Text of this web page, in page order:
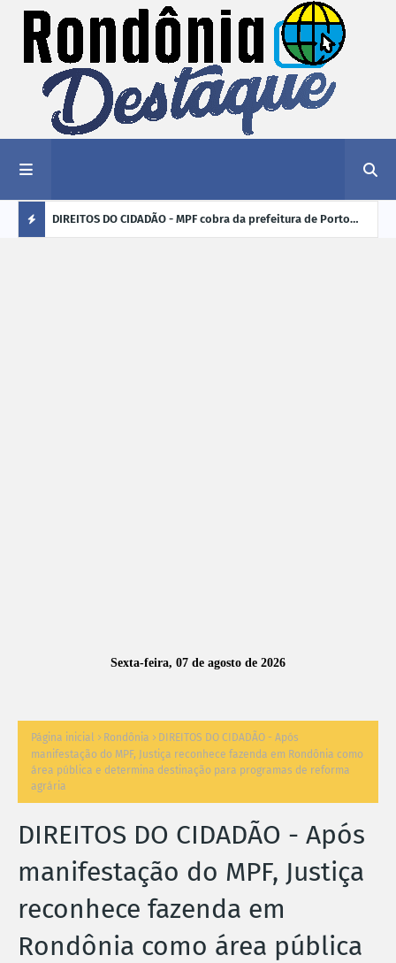
DIREITOS DO CIDADÃO - MPF cobra da prefeitura de Porto
Sexta-feira, 07 de agosto de 2026
Página inicial Rondônia
DIREITOS DO CIDADÃO - Após
manifestação do MPF, Justiça reconhece fazenda em Rondônia como
área pública e determina destinação para programas de reforma
agrária
DIREITOS DO CIDADÃO - Após
manifestação do MPF, Justiça
reconhece fazenda em
Rondônia como área pública